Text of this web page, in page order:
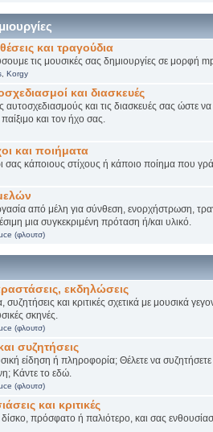
και τραγούδια
τις μουσικές σας δημιουργίες σε μορφή
, Korgy
και διασκευές
και τις διασκευές σας ώστε να
και τον ήχο σας.
και ποιήματα
σας κάποιους στίχους ή κάποιο ποίημα που
από μέλη για σύνθεση, ενορχήστρωση,
μια συγκεκριμένη πρόταση ή/και υλικό.
(φλουτσ)
εκδηλώσεις
συζητήσεις και κριτικές σχετικά με μουσικά
σκηνές.
(φλουτσ)
συζητήσεις
είδηση ή πληροφορία; Θέλετε να
Κάντε το εδώ.
(φλουτσ)
και κριτικές
πρόσφατο ή παλιότερο, και σας